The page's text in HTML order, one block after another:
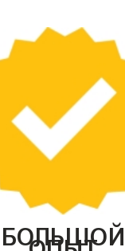
БОЛЬШОЙ
ОПЫТ